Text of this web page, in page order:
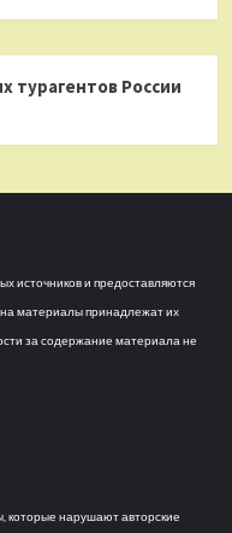
турагентов России
источников и предоставляются
материалы принадлежат их
за содержание материала не
нарушают авторские